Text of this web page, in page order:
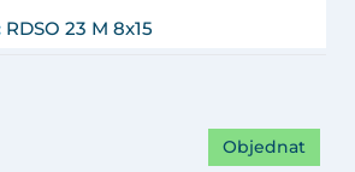
RDSO 23 M 8x15
Objednat